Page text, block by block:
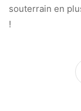
souterrain en
!